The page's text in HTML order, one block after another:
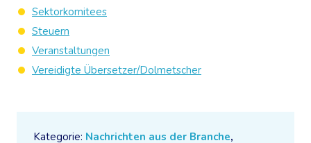
Kategorie: Nachrichten aus der Branche,
Sektorkomitees
Steuern
Veranstaltungen
Vereidigte Übersetzer/Dolmetscher